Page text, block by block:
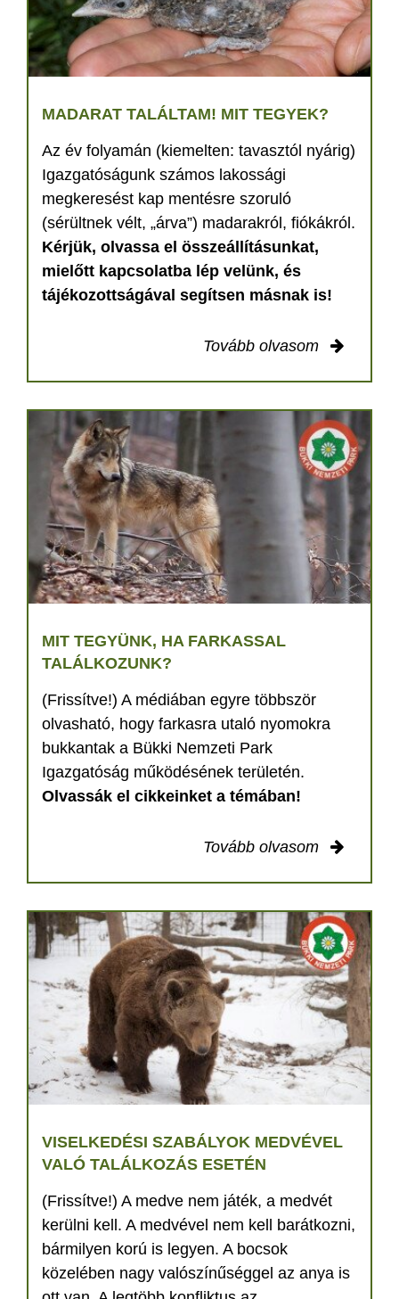
MADARAT TALÁLTAM! MIT TEGYEK?
Az év folyamán (kiemelten: tavasztól nyárig)
Igazgatóságunk számos lakossági
megkeresést kap mentésre szoruló
(sérültnek vélt, „árva”) madarakról, fiókákról.
Kérjük, olvassa el összeállításunkat,
mielőtt kapcsolatba lép velünk, és
tájékozottságával segítsen másnak is!
Tovább olvasom
MIT TEGYÜNK, HA FARKASSAL
TALÁLKOZUNK?
(Frissítve!) A médiában egyre többször
olvasható, hogy farkasra utaló nyomokra
bukkantak a Bükki Nemzeti Park
Igazgatóság működésének területén.
Olvassák el cikkeinket a témában!
Tovább olvasom
VISELKEDÉSI SZABÁLYOK MEDVÉVEL
VALÓ TALÁLKOZÁS ESETÉN
(Frissítve!) A medve nem játék, a medvét
kerülni kell. A medvével nem kell barátkozni,
bármilyen korú is legyen. A bocsok
közelében nagy valószínűséggel az anya is